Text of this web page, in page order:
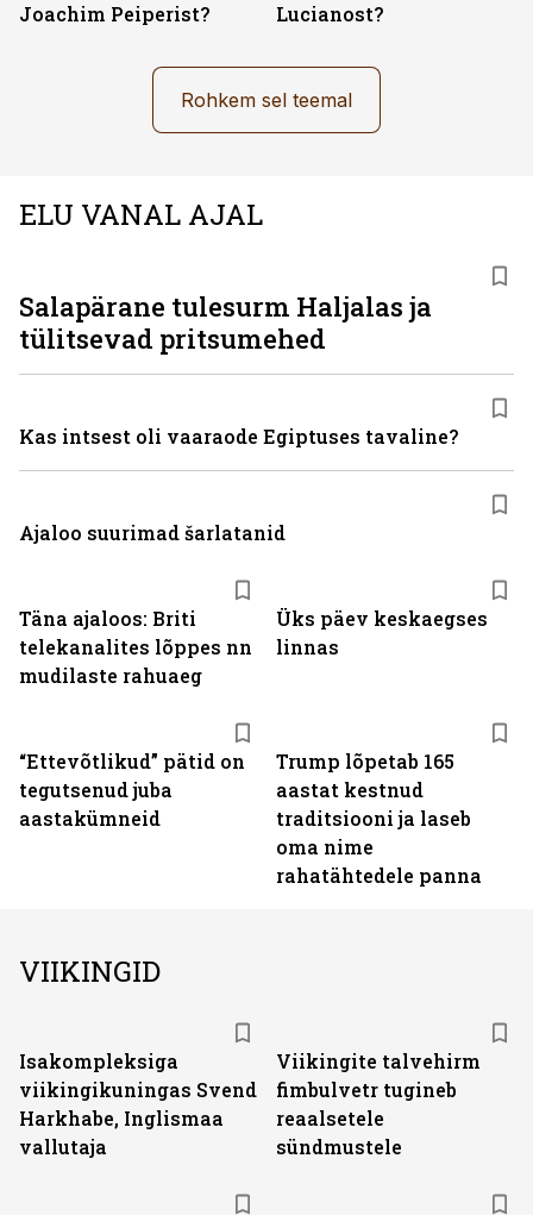
Joachim Peiperist?
Lucianost?
Rohkem sel teemal
ELU VANAL AJAL
Täna ajaloos: Briti
telekanalites lõppes nn
mudilaste rahuaeg
Üks päev keskaegses
linnas
“Ettevõtlikud” pätid on
tegutsenud juba
aastakümneid
Trump lõpetab 165
aastat kestnud
traditsiooni ja laseb
oma nime
rahatähtedele panna
Salapärane tulesurm Haljalas ja
tülitsevad pritsumehed
Kas intsest oli vaaraode Egiptuses tavaline?
Ajaloo suurimad šarlatanid
VIIKINGID
Isakompleksiga
viikingikuningas Svend
Harkhabe, Inglismaa
vallutaja
Viikingite talvehirm
fimbulvetr tugineb
reaalsetele
sündmustele